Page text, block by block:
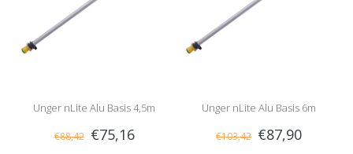
Unger nLite Alu Basis 4,5m
Telescoopsteel
€88,42 €75,16
Unger nLite Alu Basis 6m
Telescoopsteel
€103,42 €87,90